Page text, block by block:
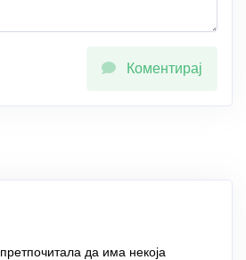
Коментирај
да има некоја